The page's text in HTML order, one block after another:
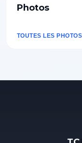
Photos
TOUTES LES PHOTOS